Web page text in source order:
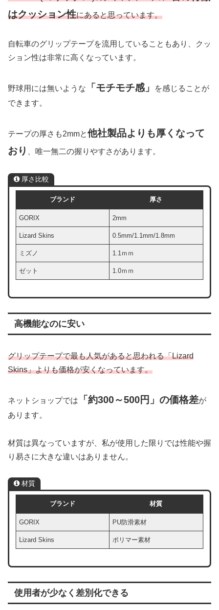
はクッション性にあると思っています。
自転車のグリップテープを流用していることもあり、クッ
ション性は非常に高くなっています。
野球用には無いような 「モチモチ感」
を感じることが
できます。
テープの厚さも2mmと他社製品よりも厚くなって
おり
、唯一無二の握りやすさがあります。
厚さ比較
ブランド 厚さ
GORIX 2mm
Lizard Skins 0.5mm/1.1mm/1.8mm
ミズノ 1.1ｍｍ
ゼット 1.0ｍｍ
高機能なのに安い
グリップテープで最も人気があると思われる「Lizard
Skins」よりも価格が安くなっています。
ネットショップでは 「約300～500円」の価格差が
あります。
材質は異なっていますが、私が使用した限りでは性能や握
り易さに大きな違いはありません。
材質
ブランド 材質
GORIX PU防滑素材
Lizard Skins ポリマー素材
使用者が少なく差別化できる